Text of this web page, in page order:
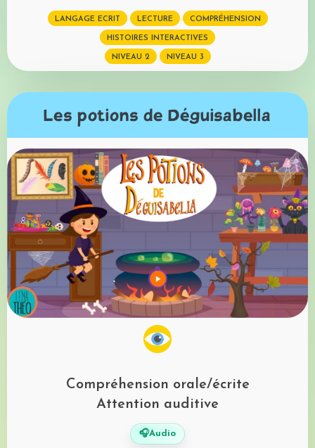
LANGAGE ECRIT LECTURE COMPRÉHENSION
HISTOIRES INTERACTIVES
NIVEAU 2 NIVEAU 3
Les potions de Déguisabella
Compréhension orale/écrite
Attention auditive
🎧Audio